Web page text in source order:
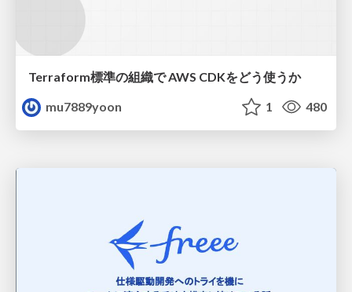
Terraform標準の組織で AWS CDKをどう使うか
mu7889yoon
1 480